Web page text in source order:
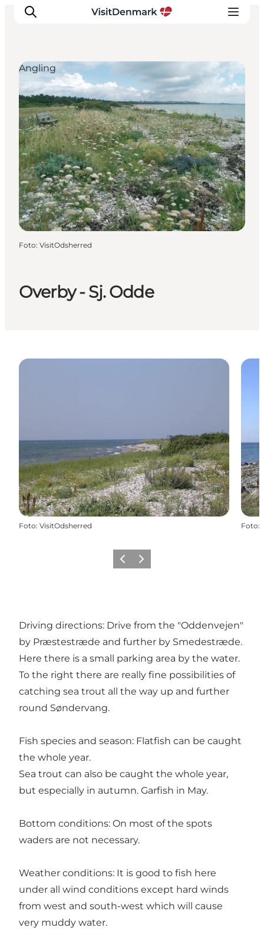
Inspiratie
Bestemmingen
Wat te doen
Accommodaties
Plan je reis
Overby - Sj. Odde
Angling
Foto: VisitOdsherred
Foto: VisitOdsherred Foto:
Vorige Volgende
Driving directions: Drive from the "Oddenvejen"
by Præstestræde and further by Smedestræde.
Here there is a small parking area by the water.
To the right there are really fine possibilities of
catching sea trout all the way up and further
round Søndervang.
Fish species and season: Flatfish can be caught
the whole year.
Sea trout can also be caught the whole year,
but especially in autumn. Garfish in May.
Bottom conditions: On most of the spots
waders are not necessary.
Weather conditions: It is good to fish here
under all wind conditions except hard winds
from west and south-west which will cause
very muddy water.